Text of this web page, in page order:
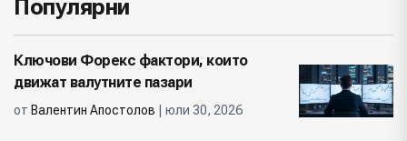
Популярни
Ключови Форекс фактори, които
движат валутните пазари
от Валентин Апостолов | юли 30, 2026